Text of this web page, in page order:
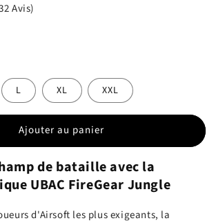
Avis)
L XL XXL
Ajouter au panier
de bataille avec la
UBAC FireGear Jungle
d'Airsoft les plus exigeants, la